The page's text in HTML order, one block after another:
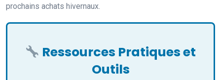
prochains achats hivernaux.
Ressources Pratiques et
Outils